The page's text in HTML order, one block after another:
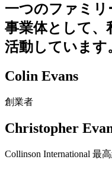
一つのファミ
事業体として、
活動しています
Colin Evans
創業者
Christopher
Collinson International 最